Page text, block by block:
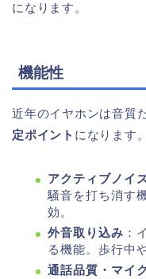
になります。
機能性
近年のイヤホンは音質
定ポイント になります。
アクティブノイ
騒音を打ち消す
効。
外音取り込み ：
る機能。歩行中
通話品質・マイ